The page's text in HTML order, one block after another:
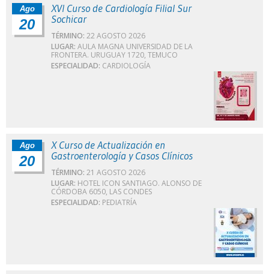
Ago
20
XVI Curso de Cardiología Filial Sur
Sochicar
TÉRMINO: 22 AGOSTO 2026
LUGAR: AULA MAGNA UNIVERSIDAD DE LA
FRONTERA. URUGUAY 1720, TEMUCO
ESPECIALIDAD: CARDIOLOGÍA
Ago
20
X Curso de Actualización en
Gastroenterología y Casos Clínicos
TÉRMINO: 21 AGOSTO 2026
LUGAR: HOTEL ICON SANTIAGO. ALONSO DE
CÓRDOBA 6050, LAS CONDES
ESPECIALIDAD: PEDIATRÍA